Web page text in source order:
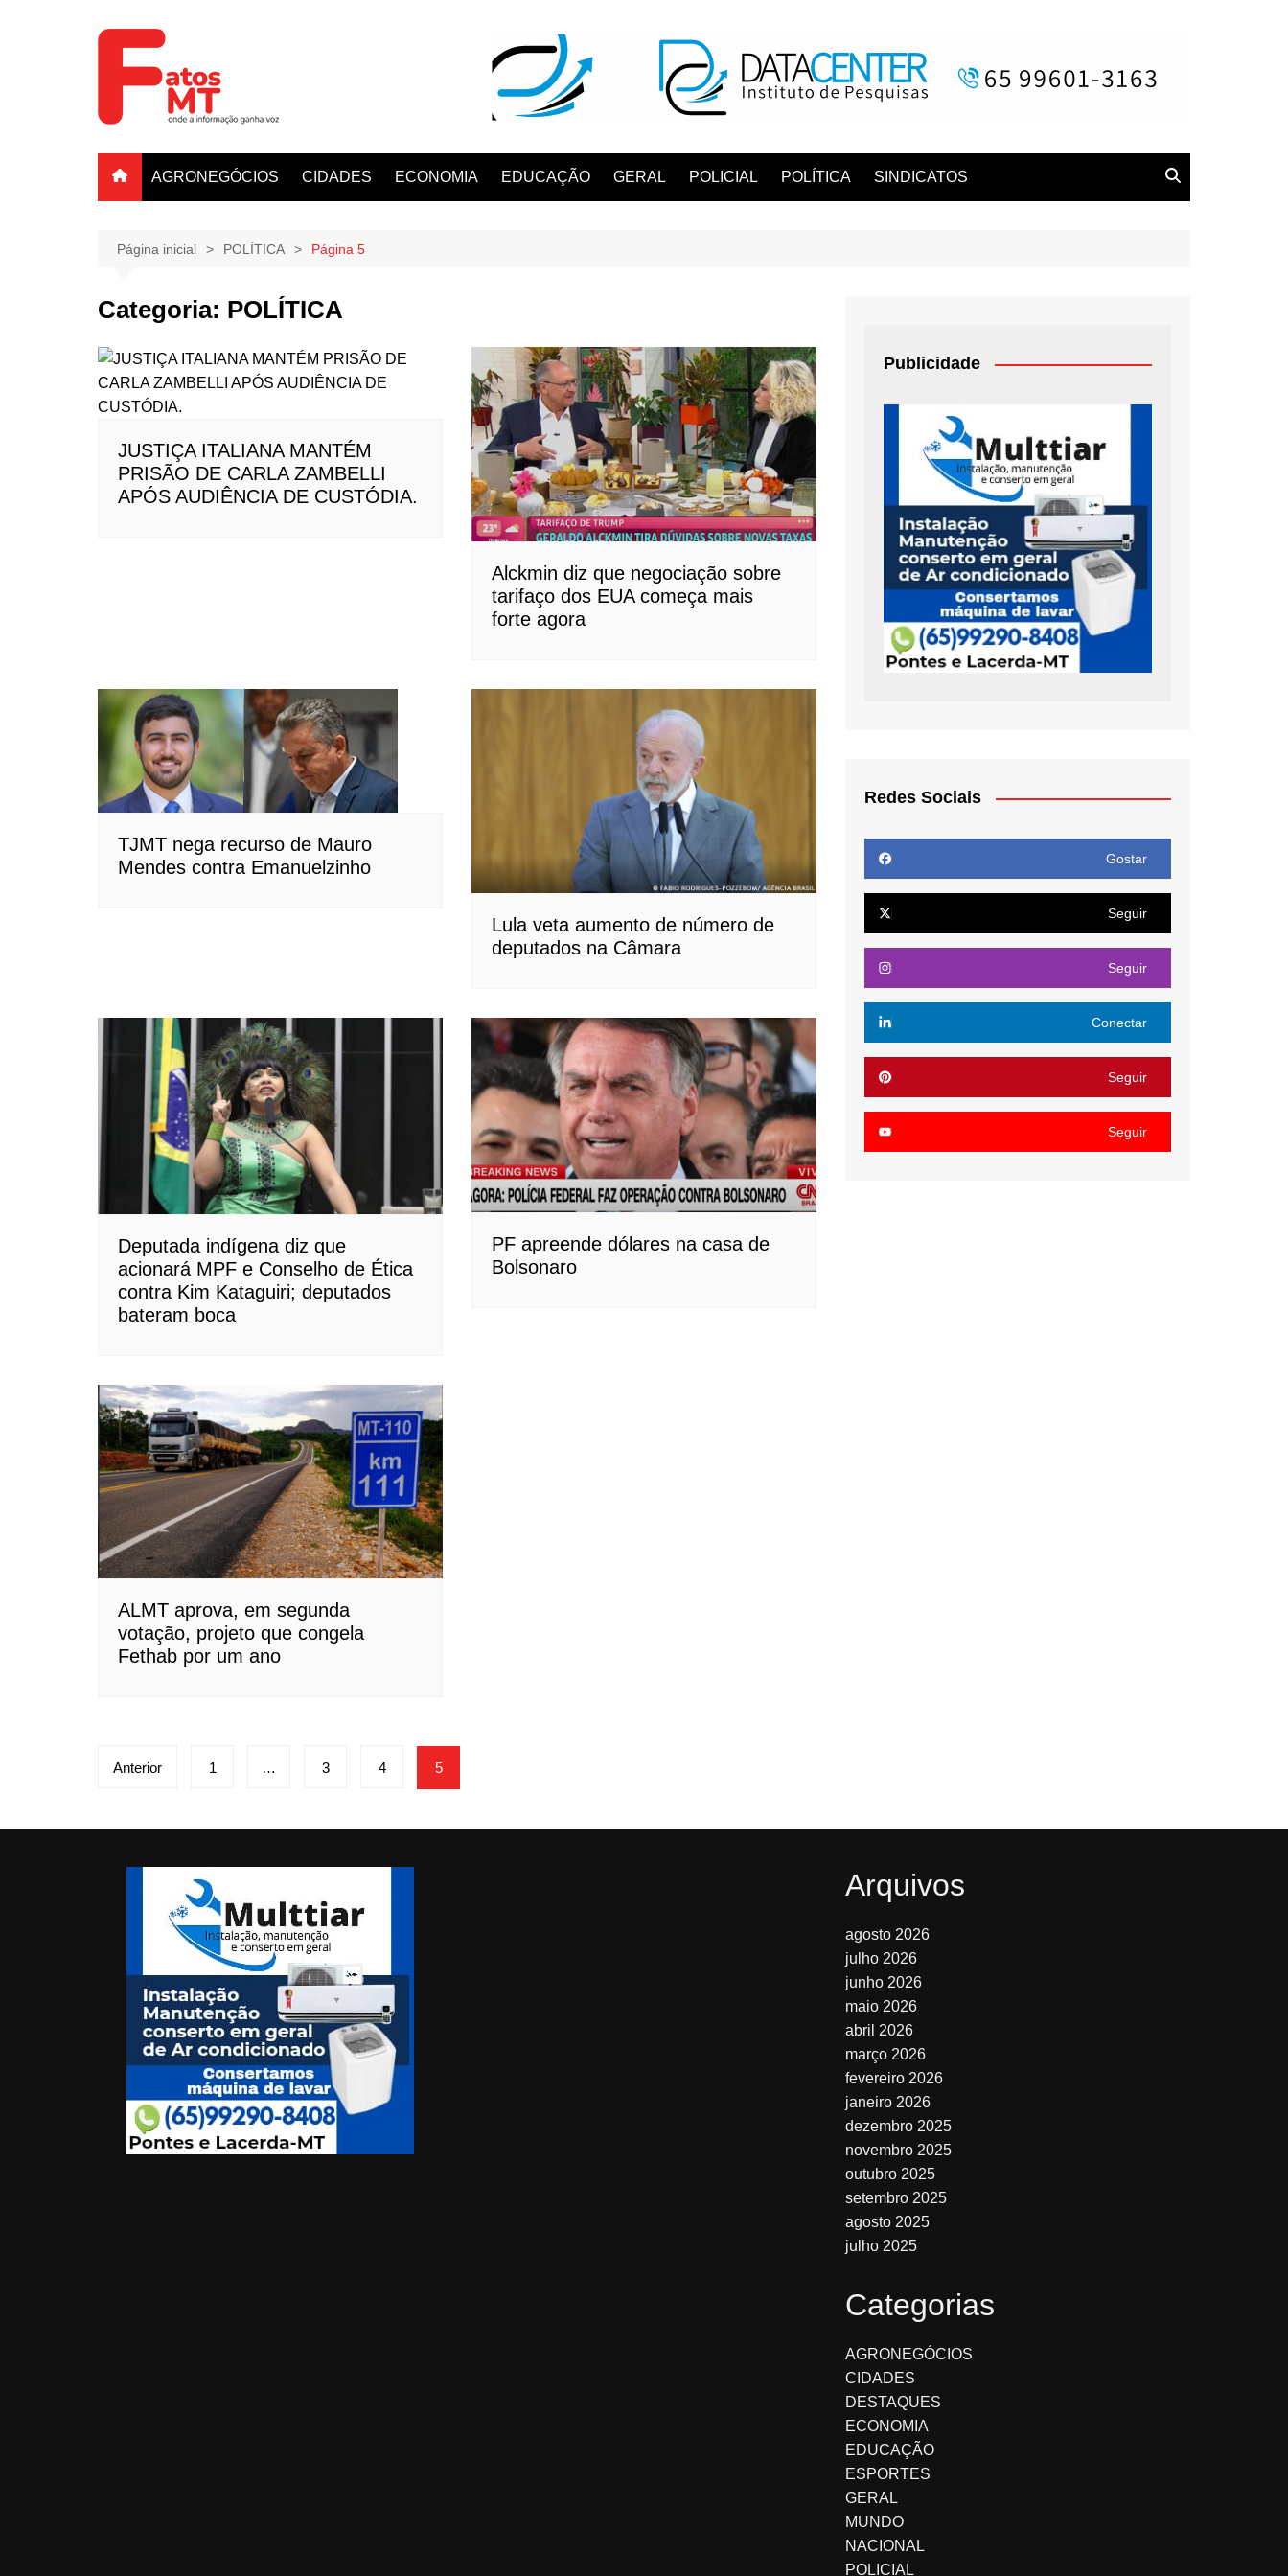
AGRONEGÓCIOS CIDADES ECONOMIA EDUCAÇÃO GERAL POLICIAL POLÍTICA SINDICATOS
Página inicial POLÍTICA Página 5
Categoria: POLÍTICA
JUSTIÇA ITALIANA MANTÉM
PRISÃO DE CARLA ZAMBELLI
APÓS AUDIÊNCIA DE CUSTÓDIA.
Alckmin diz que negociação sobre
tarifaço dos EUA começa mais
forte agora
TJMT nega recurso de Mauro
Mendes contra Emanuelzinho
Lula veta aumento de número de
deputados na Câmara
Deputada indígena diz que
acionará MPF e Conselho de Ética
contra Kim Kataguiri; deputados
bateram boca
PF apreende dólares na casa de
Bolsonaro
ALMT aprova, em segunda
votação, projeto que congela
Fethab por um ano
Paginação
posts
Anterior 1 … 3 4 5
Publicidade
Redes Sociais
Gostar
Seguir
Seguir
Conectar
Seguir
Seguir
Arquivos
agosto 2026
julho 2026
junho 2026
maio 2026
abril 2026
março 2026
fevereiro 2026
janeiro 2026
dezembro 2025
novembro 2025
outubro 2025
setembro 2025
agosto 2025
julho 2025
Categorias
AGRONEGÓCIOS
CIDADES
DESTAQUES
ECONOMIA
EDUCAÇÃO
ESPORTES
GERAL
MUNDO
NACIONAL
POLICIAL